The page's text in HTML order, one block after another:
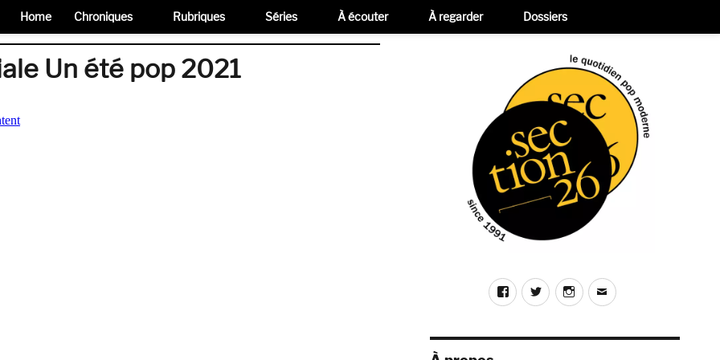
Un été pop 2021
FacebookTwitterInstagram
E-
Home Chroniques Rubriques Séries À écouter À regarder Dossiers